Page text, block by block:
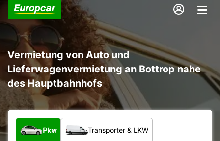
Vermietung von Auto und
Lieferwagenvermietung an Bottrop nahe
des Hauptbahnhofs
Welche Art von Fahrzeug?
Pkw Transporter & LKW